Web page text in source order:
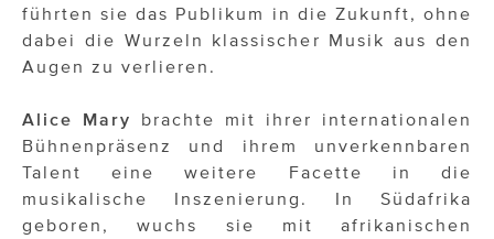
führten sie das Publikum in die Zukunft, ohne
dabei die Wurzeln klassischer Musik aus den
Augen zu verlieren.
Alice Mary
brachte mit ihrer internationalen
Bühnenpräsenz und ihrem unverkennbaren
Talent eine weitere Facette in die
musikalische Inszenierung. In Südafrika
geboren, wuchs sie mit afrikanischen